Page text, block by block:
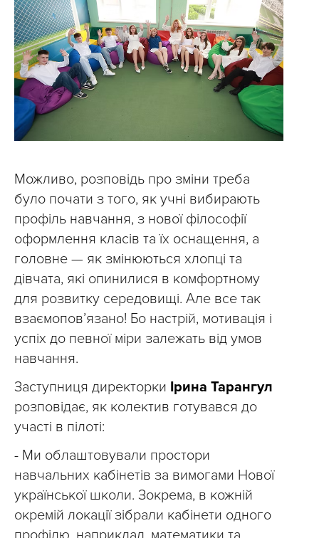
Можливо, розповідь про зміни треба
було почати з того, як учні вибирають
профіль навчання, з нової філософії
оформлення класів та їх оснащення, а
головне — як змінюються хлопці та
дівчата, які опинилися в комфортному
для розвитку середовищі. Але все так
взаємопов’язано! Бо настрій, мотивація і
успіх до певної міри залежать від умов
навчання.
Заступниця директорки Ірина Тарангул
розповідає, як колектив готувався до
участі в пілоті:
- Ми облаштовували простори
навчальних кабінетів за вимогами Нової
української школи. Зокрема, в кожній
окремій локації зібрали кабінети одного